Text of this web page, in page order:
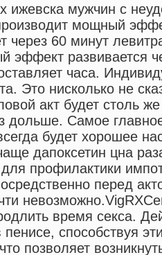
ижевска мужчин с
мощный
через 60 минут
эффект развивается
часа.
Это нисколько не
акт будет столь
дольше. Самое
будет хорошее
дапоксетин цна
профилактики
перед
время секса.
пенисе, способствуя
позволяет